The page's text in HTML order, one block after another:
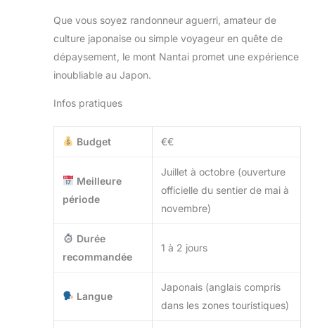
Que vous soyez randonneur aguerri, amateur de
culture japonaise ou simple voyageur en quête de
dépaysement, le mont Nantai promet une expérience
inoubliable au Japon.
Infos pratiques
Budget €€
Meilleure
période
Juillet à octobre (ouverture
officielle du sentier de mai à
novembre)
Durée
recommandée
1 à 2 jours
Langue
Japonais (anglais compris
dans les zones touristiques)